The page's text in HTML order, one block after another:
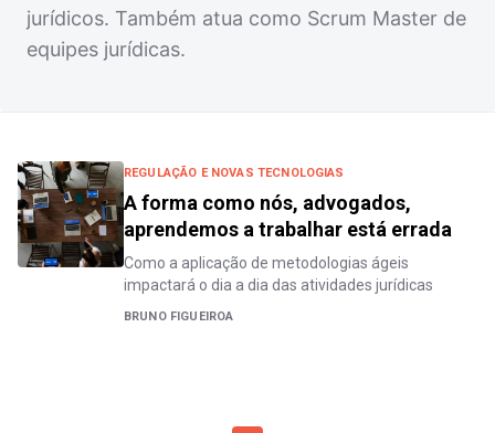
jurídicos. Também atua como Scrum Master de
equipes jurídicas.
REGULAÇÃO E NOVAS TECNOLOGIAS
A forma como nós, advogados,
aprendemos a trabalhar está errada
Como a aplicação de metodologias ágeis
impactará o dia a dia das atividades jurídicas
BRUNO FIGUEIROA